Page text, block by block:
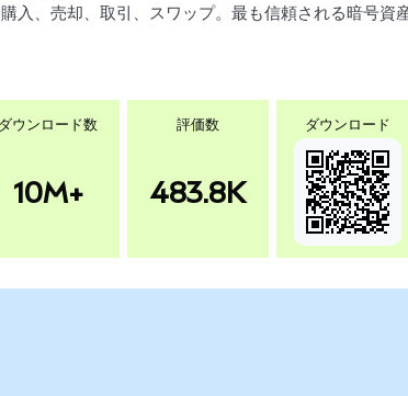
入、売却、取引、スワップ。最も信頼される暗号資
ダウンロード数
10M+
評価数
483.8K
ダウンロード